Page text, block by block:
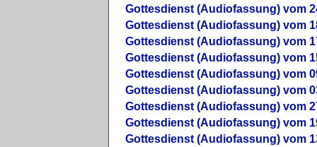
Gottesdienst (Audiofassung) vom
Gottesdienst (Audiofassung) vom
Gottesdienst (Audiofassung) vom
Gottesdienst (Audiofassung) vom
Gottesdienst (Audiofassung) vom
Gottesdienst (Audiofassung) vom
Gottesdienst (Audiofassung) vom
Gottesdienst (Audiofassung) vom
Gottesdienst (Audiofassung) vom